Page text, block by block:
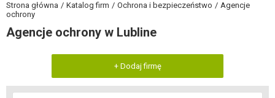
Strona główna Katalog firm Ochrona i bezpieczeństwo
Agencje
ochrony
Agencje ochrony w Lubline
+ Dodaj firmę